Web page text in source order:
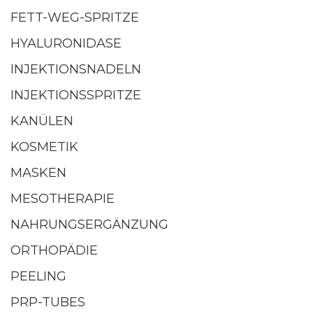
FETT-WEG-SPRITZE
HYALURONIDASE
INJEKTIONSNADELN
INJEKTIONSSPRITZE
KANÜLEN
KOSMETIK
MASKEN
MESOTHERAPIE
NAHRUNGSERGÄNZUNG
ORTHOPÄDIE
PEELING
PRP-TUBES